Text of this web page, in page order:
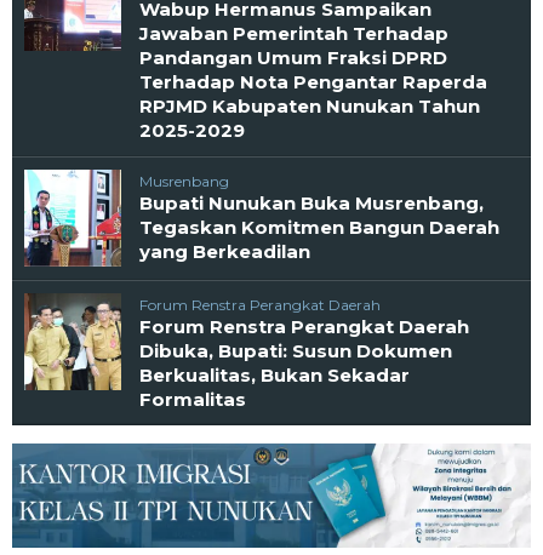
Wabup Hermanus Sampaikan
Jawaban Pemerintah Terhadap
Pandangan Umum Fraksi DPRD
Terhadap Nota Pengantar Raperda
RPJMD Kabupaten Nunukan Tahun
2025-2029
Musrenbang
Bupati Nunukan Buka Musrenbang,
Tegaskan Komitmen Bangun Daerah
yang Berkeadilan
Forum Renstra Perangkat Daerah
Forum Renstra Perangkat Daerah
Dibuka, Bupati: Susun Dokumen
Berkualitas, Bukan Sekadar
Formalitas